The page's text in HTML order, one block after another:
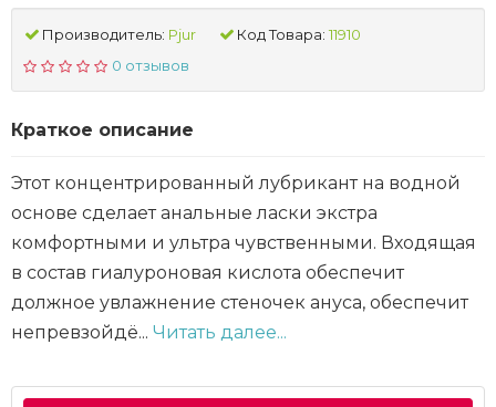
Производитель: Pjur Код Товара: 11910
0 отзывов
Краткое описание
Этот концентрированный лубрикант на водной
основе сделает анальные ласки экстра
комфортными и ультра чувственными. Входящая
в состав гиалуроновая кислота обеспечит
должное увлажнение стеночек ануса, обеспечит
непревзойдё... Читать далее...